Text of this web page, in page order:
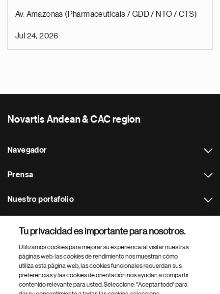
Av. Amazonas (Pharmaceuticals / GDD / NTO / CTS)
Jul 24, 2026
Novartis Andean & CAC region
Navegador
Prensa
Nuestro portafolio
Footer Site Search
Tu privacidad es importante para nosotros.
Utilizamos cookies para mejorar su experiencia al visitar nuestras
páginas web: las cookies de rendimiento nos muestran cómo
utiliza esta página web, las cookies funcionales recuerdan sus
preferencias y las cookies de orientación nos ayudan a compartir
contenido relevante para usted. Seleccione: "Aceptar todo" para